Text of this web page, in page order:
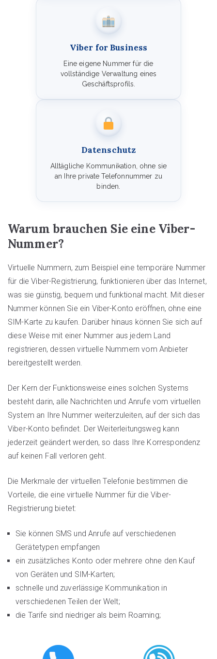
Viber for Business
Eine eigene Nummer für die
vollständige Verwaltung eines
Geschäftsprofils.
Datenschutz
Alltägliche Kommunikation, ohne sie
an Ihre private Telefonnummer zu
binden.
Warum brauchen Sie eine Viber-
Nummer?
Virtuelle Nummern, zum Beispiel eine temporäre Nummer
für die Viber-Registrierung, funktionieren über das Internet,
was sie günstig, bequem und funktional macht. Mit dieser
Nummer können Sie ein Viber-Konto eröffnen, ohne eine
SIM-Karte zu kaufen. Darüber hinaus können Sie sich auf
diese Weise mit einer Nummer aus jedem Land
registrieren, dessen virtuelle Nummern vom Anbieter
bereitgestellt werden.
Der Kern der Funktionsweise eines solchen Systems
besteht darin, alle Nachrichten und Anrufe vom virtuellen
System an Ihre Nummer weiterzuleiten, auf der sich das
Viber-Konto befindet. Der Weiterleitungsweg kann
jederzeit geändert werden, so dass Ihre Korrespondenz
auf keinen Fall verloren geht.
Die Merkmale der virtuellen Telefonie bestimmen die
Vorteile, die eine virtuelle Nummer für die Viber-
Registrierung bietet:
Sie können SMS und Anrufe auf verschiedenen
Gerätetypen empfangen
ein zusätzliches Konto oder mehrere ohne den Kauf
von Geräten und SIM-Karten;
schnelle und zuverlässige Kommunikation in
verschiedenen Teilen der Welt;
die Tarife sind niedriger als beim Roaming;